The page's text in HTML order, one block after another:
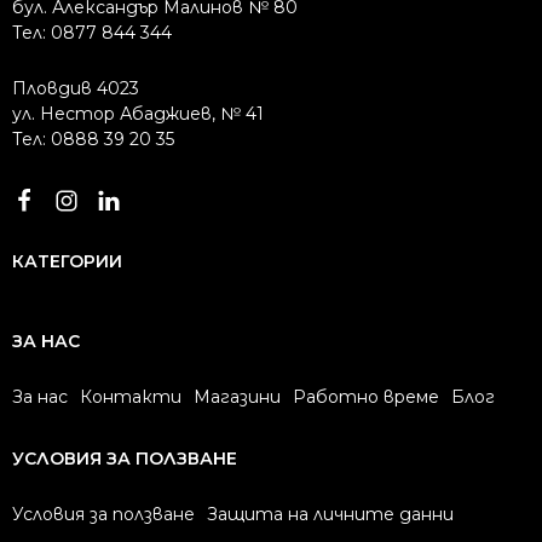
бул. Александър Малинов № 80
Тел: 0877 844 344
Пловдив 4023
ул. Нестор Абаджиев, № 41
Тел: 0888 39 20 35
КАТЕГОРИИ
ЗА НАС
За нас Контакти Магазини Работно време Блог
УСЛОВИЯ ЗА ПОЛЗВАНЕ
Условия за ползване
Защита на личните данни